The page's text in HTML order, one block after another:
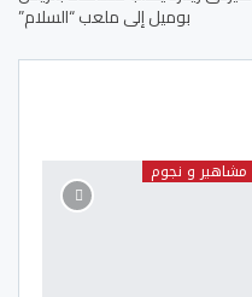
بوميل إلى ملعب “السلام”
مشاهير و نجوم